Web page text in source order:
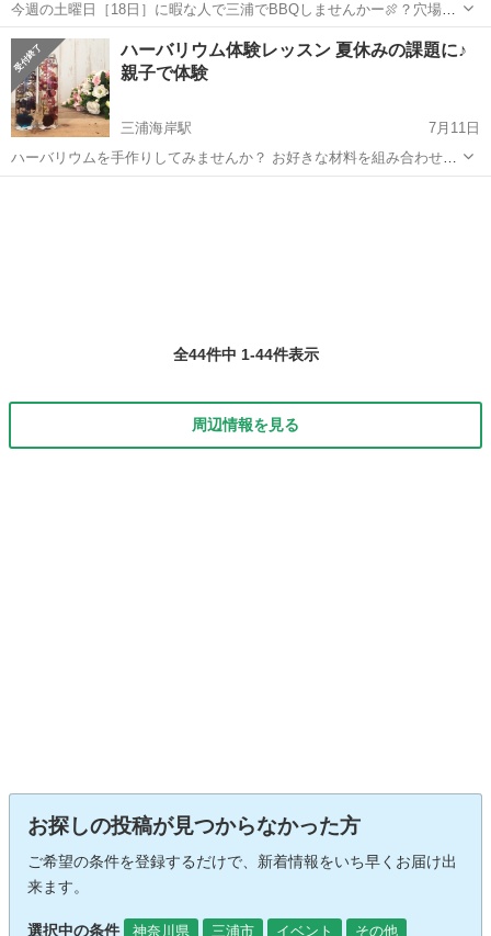
今週の土曜日［18日］に暇な人で三浦でBBQしませんかー🍖？穴場の
綺麗な海でシュノーケルもできます！
神奈川 三浦市 その他 BBQ
ハーバリウム体験レッスン 夏休みの課題に♪
親子で体験
三浦海岸駅
7月11日
ハーバリウムを手作りしてみませんか？ お好きな材料を組み合わせて
作れます 使用するオイルの性質など基本的な事からしっかりレッスン
全44件中 1-44件表示
周辺情報を見る
お探しの投稿が見つからなかった方
ご希望の条件を登録するだけで、新着情報をいち早くお届け出
来ます。
選択中の条件 神奈川県 三浦市 イベント その他